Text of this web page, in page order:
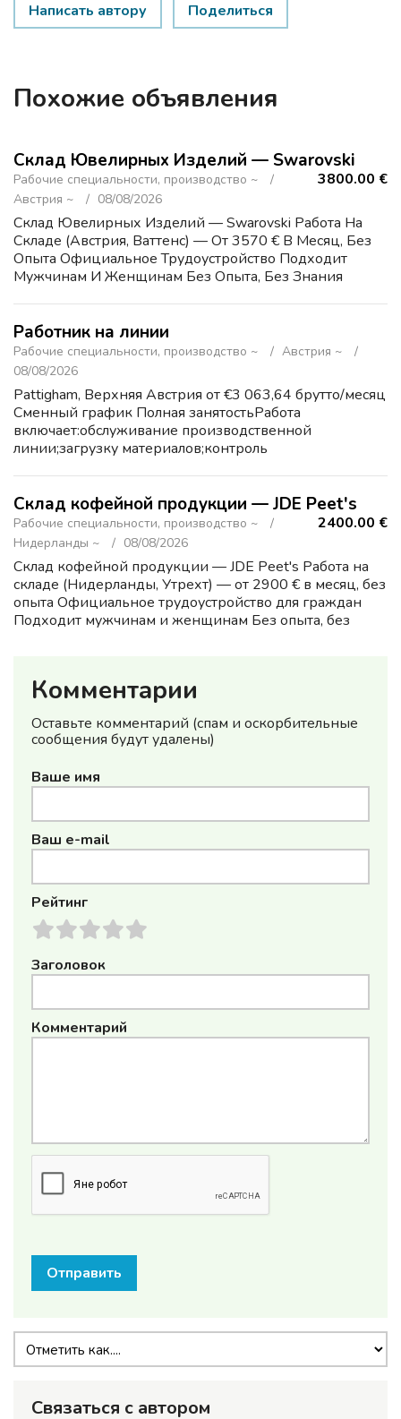
Написать автору Поделиться
Похожие объявления
Склад Ювелирных Изделий — Swarovski
3800.00 €
Рабочие специальности, производство ~
Австрия ~
08/08/2026
Склад Ювелирных Изделий — Swarovski Работа На
Складе (Австрия, Ваттенс) — От 3570 € В Месяц, Без
Опыта Официальное Трудоустройство Подходит
Мужчинам И Женщинам Без Опыта, Без Знания
Работник на линии
Рабочие специальности, производство ~
Австрия ~
08/08/2026
Pattigham, Верхняя Австрия от €3 063,64 брутто/месяц
Сменный график Полная занятостьРабота
включает:обслуживание производственной
линии;загрузку материалов;контроль
безопасности.Канди...
Склад кофейной продукции — JDE Peet's
2400.00 €
Рабочие специальности, производство ~
Нидерланды ~
08/08/2026
Склад кофейной продукции — JDE Peet's Работа на
складе (Нидерланды, Утрехт) — от 2900 € в месяц, без
опыта Официальное трудоустройство для граждан
Подходит мужчинам и женщинам Без опыта, без
Комментарии
Оставьте комментарий (спам и оскорбительные
сообщения будут удалены)
Ваше имя
Ваш e-mail
Рейтинг
Заголовок
Комментарий
Отправить
Связаться с автором